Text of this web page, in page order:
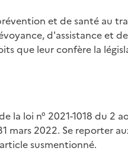
et de santé au
d'assistance et
que leur confère la
la loi n° 2021-1018 du 2
mars 2022. Se reporter
susmentionné.